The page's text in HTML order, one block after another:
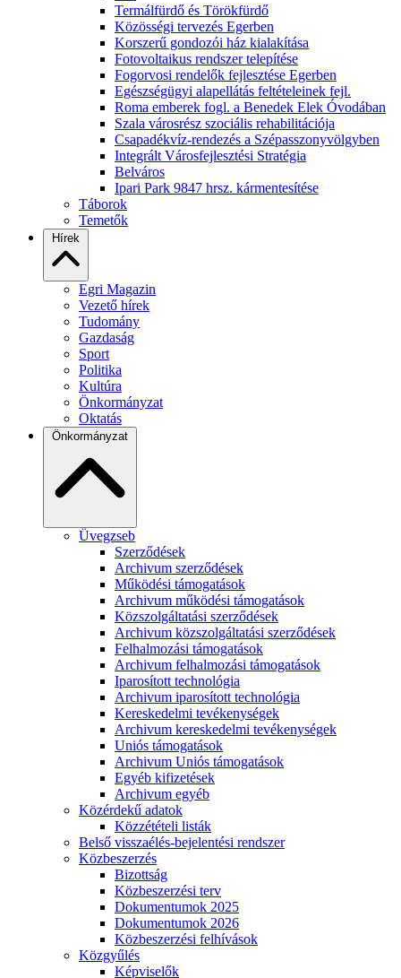
Termálfürdő és Törökfürdő
Közösségi tervezés Egerben
Korszerű gondozói ház kialakítása
Fotovoltaikus rendszer telepítése
Fogorvosi rendelők fejlesztése Egerben
Egészségügyi alapellátás feltételeinek fejl.
Roma emberek fogl. a Benedek Elek Óvodában
Szala városrész szociális rehabilitációja
Csapadékvíz-rendezés a Szépasszonyvölgyben
Integrált Városfejlesztési Stratégia
Belváros
Ipari Park 9847 hrsz. kármentesítése
Táborok
Temetők
Hírek
Egri Magazin
Vezető hírek
Tudomány
Gazdaság
Sport
Politika
Kultúra
Önkormányzat
Oktatás
Önkormányzat
Üvegzseb
Szerződések
Archivum szerződések
Működési támogatások
Archivum működési támogatások
Közszolgáltatási szerződések
Archivum közszolgáltatási szerződések
Felhalmozási támogatások
Archivum felhalmozási támogatások
Iparosított technológia
Archivum iparosított technológia
Kereskedelmi tevékenységek
Archivum kereskedelmi tevékenységek
Uniós támogatások
Archivum Uniós támogatások
Egyéb kifizetések
Archivum egyéb
Közérdekű adatok
Közzétételi listák
Belső visszaélés-bejelentési rendszer
Közbeszerzés
Bizottság
Közbeszerzési terv
Dokumentumok 2025
Dokumentumok 2026
Közbeszerzési felhívások
Közgyűlés
Képviselők